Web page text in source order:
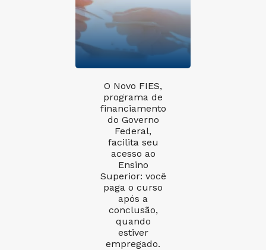
O Novo FIES,
programa de
financiamento
do Governo
Federal,
facilita seu
acesso ao
Ensino
Superior: você
paga o curso
após a
conclusão,
quando
estiver
empregado.